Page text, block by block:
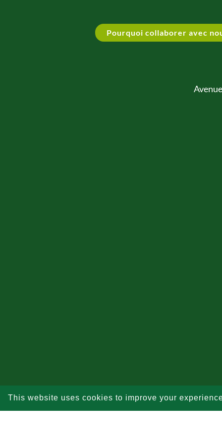
This website uses cookies to improve your
Pourquoi collaborer avec